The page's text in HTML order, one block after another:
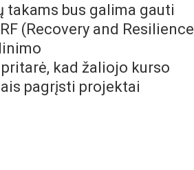
bus galima gauti
(Recovery and Resilience
kad žaliojo kurso
pagrįsti projektai